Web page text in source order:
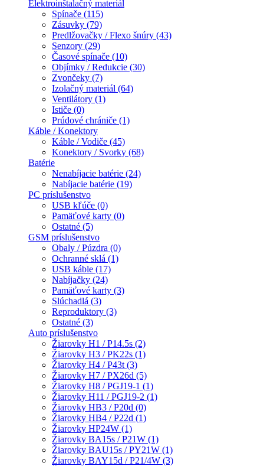
Elektroinštalačný materiál
Spínače (115)
Zásuvky (79)
Predlžovačky / Flexo šnúry (43)
Senzory (29)
Časové spínače (10)
Objímky / Redukcie (30)
Zvončeky (7)
Izolačný materiál (64)
Ventilátory (1)
Ističe (0)
Prúdové chrániče (1)
Káble / Konektory
Káble / Vodiče (45)
Konektory / Svorky (68)
Batérie
Nenabíjacie batérie (24)
Nabíjacie batérie (19)
PC príslušenstvo
USB kľúče (0)
Pamäťové karty (0)
Ostatné (5)
GSM príslušenstvo
Obaly / Púzdra (0)
Ochranné sklá (1)
USB káble (17)
Nabíjačky (24)
Pamäťové karty (3)
Slúchadlá (3)
Reproduktory (3)
Ostatné (3)
Auto príslušenstvo
Žiarovky H1 / P14.5s (2)
Žiarovky H3 / PK22s (1)
Žiarovky H4 / P43t (3)
Žiarovky H7 / PX26d (5)
Žiarovky H8 / PGJ19-1 (1)
Žiarovky H11 / PGJ19-2 (1)
Žiarovky HB3 / P20d (0)
Žiarovky HB4 / P22d (1)
Žiarovky HP24W (1)
Žiarovky BA15s / P21W (1)
Žiarovky BAU15s / PY21W (1)
Žiarovky BAY15d / P21/4W (3)